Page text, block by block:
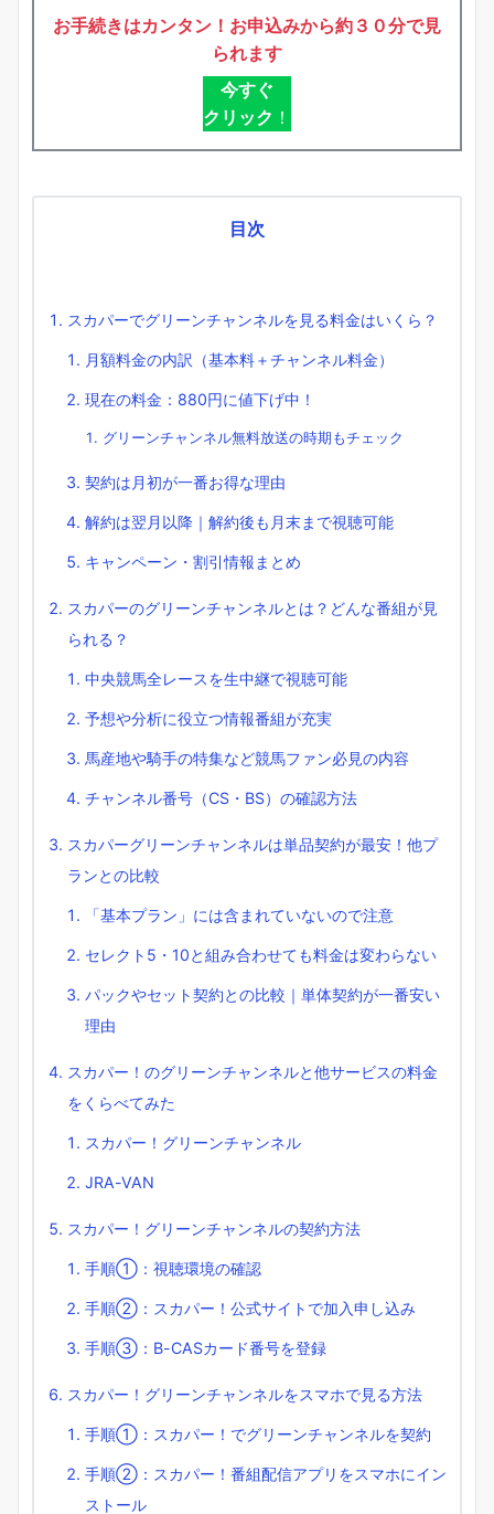
お手続きはカンタン！お申込みから約３０分で見
られます
今すぐ
クリック ！
目次
スカパーでグリーンチャンネルを見る料金はいくら？
月額料金の内訳（基本料＋チャンネル料金）
現在の料金：880円に値下げ中！
グリーンチャンネル無料放送の時期もチェック
契約は月初が一番お得な理由
解約は翌月以降｜解約後も月末まで視聴可能
キャンペーン・割引情報まとめ
スカパーのグリーンチャンネルとは？どんな番組が見
られる？
中央競馬全レースを生中継で視聴可能
予想や分析に役立つ情報番組が充実
馬産地や騎手の特集など競馬ファン必見の内容
チャンネル番号（CS・BS）の確認方法
スカパーグリーンチャンネルは単品契約が最安！他プ
ランとの比較
「基本プラン」には含まれていないので注意
セレクト5・10と組み合わせても料金は変わらない
パックやセット契約との比較｜単体契約が一番安い
理由
スカパー！のグリーンチャンネルと他サービスの料金
をくらべてみた
スカパー！グリーンチャンネル
JRA-VAN
スカパー！グリーンチャンネルの契約方法
手順①：視聴環境の確認
手順②：スカパー！公式サイトで加入申し込み
手順③：B-CASカード番号を登録
スカパー！グリーンチャンネルをスマホで見る方法
手順①：スカパー！でグリーンチャンネルを契約
手順②：スカパー！番組配信アプリをスマホにイン
ストール